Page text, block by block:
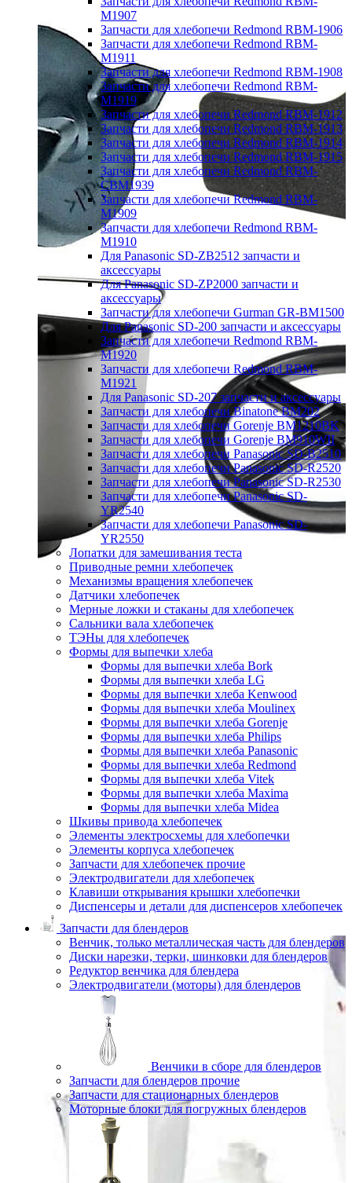
M1907
Запчасти для хлебопечи Redmond RBM-1906
Запчасти для хлебопечи Redmond RBM-
M1911
Запчасти для хлебопечи Redmond RBM-1908
Запчасти для хлебопечи Redmond RBM-
M1919
Запчасти для хлебопечи Redmond RBM-1912
Запчасти для хлебопечи Redmond RBM-1913
Запчасти для хлебопечи Redmond RBM-1914
Запчасти для хлебопечи Redmond RBM-1915
Запчасти для хлебопечи Redmond RBM-
CBM1939
Запчасти для хлебопечи Redmond RBM-
M1909
Запчасти для хлебопечи Redmond RBM-
M1910
Для Panasonic SD-ZB2512 запчасти и
аксессуары
Для Panasonic SD-ZP2000 запчасти и
аксессуары
Запчасти для хлебопечи Gurman GR-BM1500
Для Panasonic SD-200 запчасти и аксессуары
Запчасти для хлебопечи Redmond RBM-
M1920
Запчасти для хлебопечи Redmond RBM-
M1921
Для Panasonic SD-207 запчасти и аксессуары
Запчасти для хлебопечи Binatone BM202
Запчасти для хлебопечи Gorenje BM1210BK
Запчасти для хлебопечи Gorenje BM910WII
Запчасти для хлебопечи Panasonic SD-B2510
Запчасти для хлебопечи Panasonic SD-R2520
Запчасти для хлебопечи Panasonic SD-R2530
Запчасти для хлебопечи Panasonic SD-
YR2540
Запчасти для хлебопечи Panasonic SD-
YR2550
Лопатки для замешивания теста
Приводные ремни хлебопечек
Механизмы вращения хлебопечек
Датчики хлебопечек
Мерные ложки и стаканы для хлебопечек
Сальники вала хлебопечек
ТЭНы для хлебопечек
Формы для выпечки хлеба
Формы для выпечки хлеба Bork
Формы для выпечки хлеба LG
Формы для выпечки хлеба Kenwood
Формы для выпечки хлеба Moulinex
Формы для выпечки хлеба Gorenje
Формы для выпечки хлеба Philips
Формы для выпечки хлеба Panasonic
Формы для выпечки хлеба Redmond
Формы для выпечки хлеба Vitek
Формы для выпечки хлеба Maxima
Формы для выпечки хлеба Midea
Шкивы привода хлебопечек
Элементы электросхемы для хлебопечки
Элементы корпуса хлебопечек
Запчасти для хлебопечек прочие
Электродвигатели для хлебопечек
Клавиши открывания крышки хлебопечки
Диспенсеры и детали для диспенсеров хлебопечек
Запчасти для блендеров
Венчик, только металлическая часть для блендеров
Диски нарезки, терки, шинковки для блендеров
Редуктор венчика для блендера
Электродвигатели (моторы) для блендеров
Венчики в сборе для блендеров
Запчасти для блендеров прочие
Запчасти для стационарных блендеров
Моторные блоки для погружных блендеров